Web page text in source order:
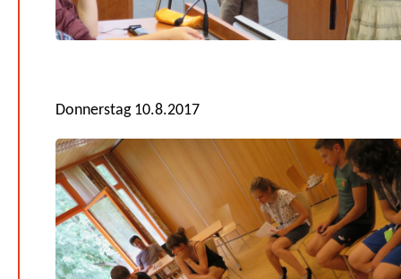
Donnerstag 10.8.2017